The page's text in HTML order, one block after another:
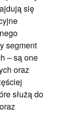
się
segment
– są one
oraz
służą do